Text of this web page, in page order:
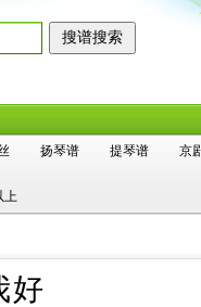
扬琴谱 提琴谱 京
上
好